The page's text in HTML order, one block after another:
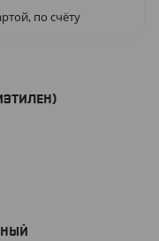
по счёту